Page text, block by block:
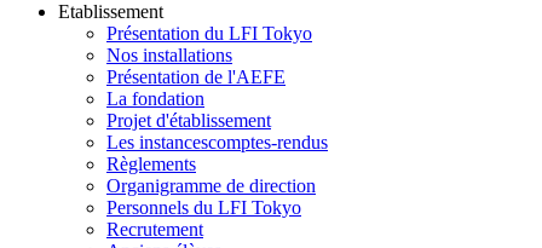
Etablissement
Présentation du LFI Tokyo
Nos installations
Présentation de l'AEFE
La fondation
Projet d'établissement
Les instancescomptes-rendus
Règlements
Organigramme de direction
Personnels du LFI Tokyo
Recrutement